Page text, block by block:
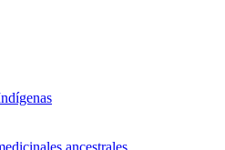
ancestrales